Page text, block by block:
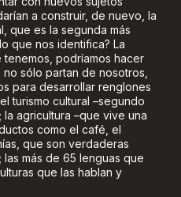
a construir, de nuevo, la
que es la segunda más
que nos identifica? La
podríamos hacer
no sólo partan de nosotros,
para desarrollar renglones
turismo cultural –segundo
agricultura –que vive una
como el café, el
que son verdaderas
las más de 65 lenguas que
que las hablan y